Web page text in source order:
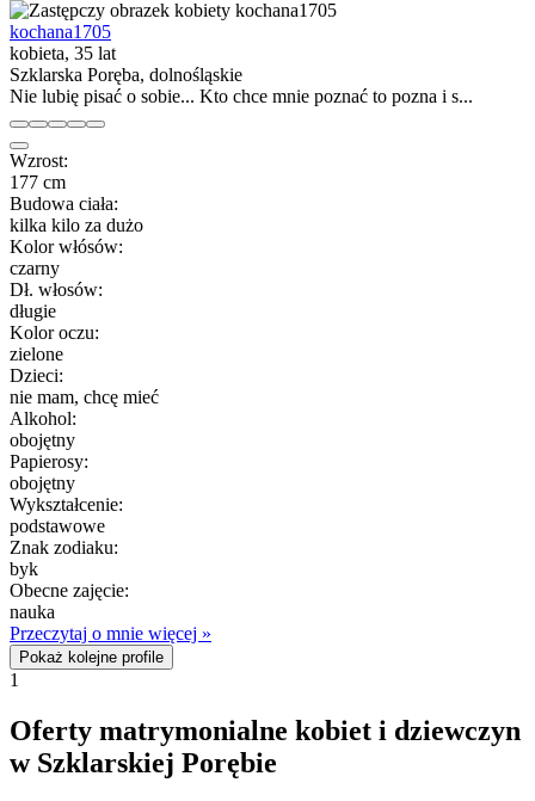
kochana1705
kobieta, 35 lat
Szklarska Poręba, dolnośląskie
Nie lubię pisać o sobie... Kto chce mnie poznać to pozna i s...
Wzrost:
177 cm
Budowa ciała:
kilka kilo za dużo
Kolor włósów:
czarny
Dł. włosów:
długie
Kolor oczu:
zielone
Dzieci:
nie mam, chcę mieć
Alkohol:
obojętny
Papierosy:
obojętny
Wykształcenie:
podstawowe
Znak zodiaku:
byk
Obecne zajęcie:
nauka
Przeczytaj o mnie więcej »
Pokaż kolejne profile
1
Oferty matrymonialne kobiet i dziewczyn
w Szklarskiej Porębie